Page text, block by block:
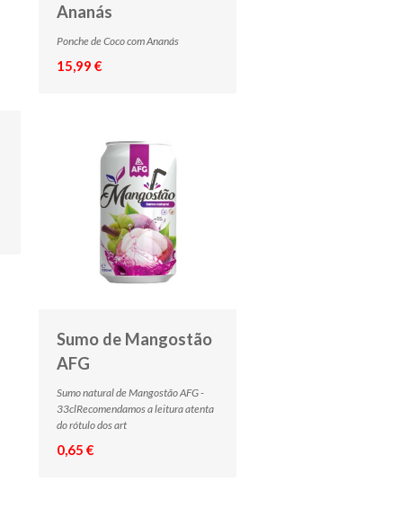
Ananás
Ponche de Coco com Ananás
15,99 €
Sumo de Mangostão
AFG
Sumo natural de Mangostão AFG -
33clRecomendamos a leitura atenta
do rótulo dos art
0,65 €